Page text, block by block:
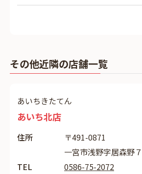
その他近隣の店舗一覧
あいちきたてん
あいち北店
住所
〒491-0871
一宮市浅野字居森野
TEL
0586-75-2072